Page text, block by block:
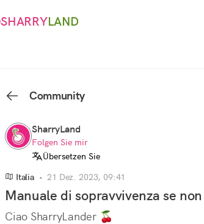
SHARRYLAND
Community
SharryLand
Folgen Sie mir
Übersetzen Sie
Italia•21 Dez. 2023, 09:41
Manuale di sopravvivenza se
Ciao SharryLander 🍒